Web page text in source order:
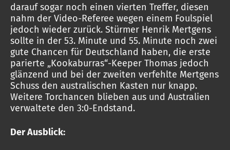
darauf sogar noch einen vierten Treffer, diesen
nahm der Video-Referee wegen einem Foulspiel
jedoch wieder zurück. Stürmer Henrik Mertgens
sollte in der 53. Minute und 55. Minute noch zwei
gute Chancen für Deutschland haben, die erste
parierte „Kookaburras“-Keeper Thomas jedoch
glänzend und bei der zweiten verfehlte Mertgens
Schuss den australischen Kasten nur knapp.
Weitere Torchancen blieben aus und Australien
verwaltete den 3:0-Endstand.
Der Ausblick: